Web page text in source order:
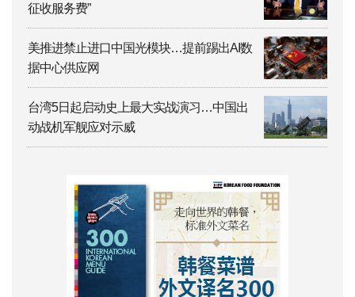
征收服务费”
美推进禁止进口中国光模块…提前踢出AI数
据中心供应网
台湾5日起启动史上最大实战演习…中国出
动战机军舰应对示威